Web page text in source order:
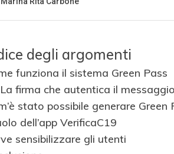
degli argomenti
funziona il sistema Green Pass
La firma che autentica il
stato possibile generare Green
dell’app VerificaC19
sensibilizzare gli utenti